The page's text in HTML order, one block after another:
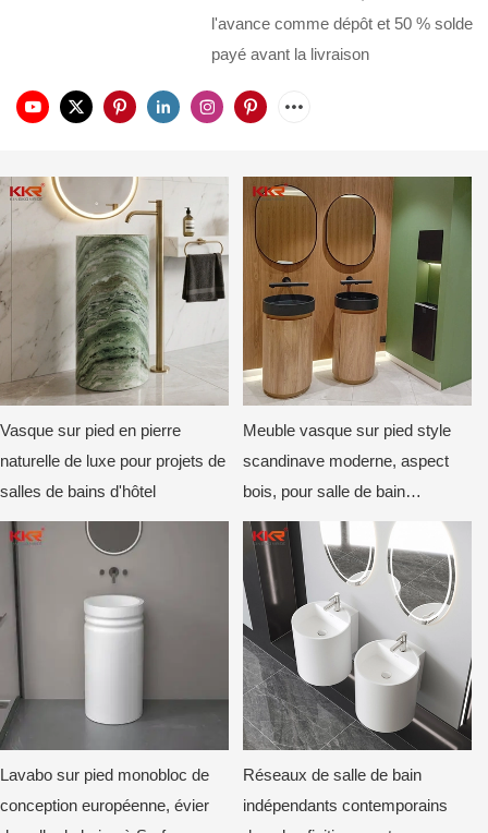
l'avance comme dépôt et 50 % solde
payé avant la livraison
Vasque sur pied en pierre
naturelle de luxe pour projets de
salles de bains d'hôtel
Meuble vasque sur pied style
scandinave moderne, aspect
bois, pour salle de bain
commerciale
Lavabo sur pied monobloc de
conception européenne, évier
Réseaux de salle de bain
indépendants contemporains